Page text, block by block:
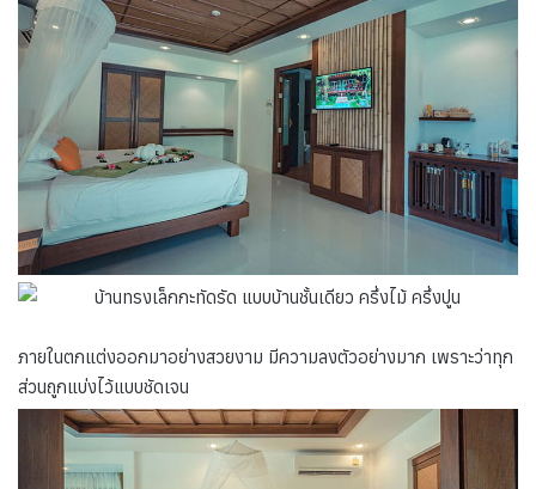
ภายในตกแต่งออกมาอย่างสวยงาม มีความลงตัวอย่างมาก เพราะว่าทุก
ส่วนถูกแบ่งไว้แบบชัดเจน